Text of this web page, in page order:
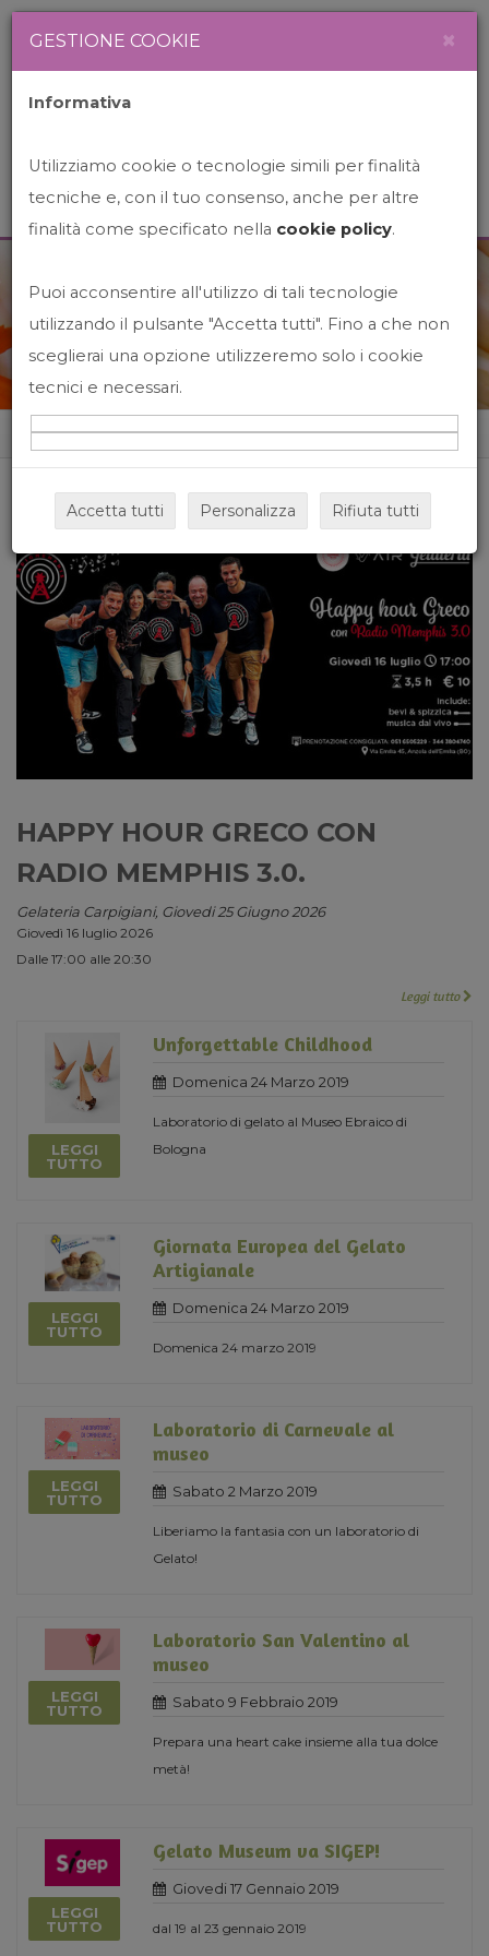
News&Events
Home News&events
HAPPY HOUR GRECO CON
RADIO MEMPHIS 3.0.
Gelateria Carpigiani, Giovedi 25 Giugno 2026
Giovedì 16 luglio 2026
Dalle 17:00 alle 20:30
Leggi tutto
LEGGI
TUTTO
Unforgettable Childhood
Domenica 24 Marzo 2019
Laboratorio di gelato al Museo Ebraico di
Bologna
LEGGI
TUTTO
Giornata Europea del Gelato
Artigianale
Domenica 24 Marzo 2019
Domenica 24 marzo 2019
LEGGI
TUTTO
Laboratorio di Carnevale al
museo
Sabato 2 Marzo 2019
Liberiamo la fantasia con un laboratorio di
Gelato!
LEGGI
TUTTO
Laboratorio San Valentino al
museo
Sabato 9 Febbraio 2019
Prepara una heart cake insieme alla tua dolce
metà!
LEGGI
TUTTO
Gelato Museum va SIGEP!
Giovedi 17 Gennaio 2019
dal 19 al 23 gennaio 2019
GESTIONE COOKIE ×
Informativa
Utilizziamo cookie o tecnologie simili per finalità
tecniche e, con il tuo consenso, anche per altre
finalità come specificato nella cookie policy.
Puoi acconsentire all'utilizzo di tali tecnologie
utilizzando il pulsante "Accetta tutti". Fino a che non
sceglierai una opzione utilizzeremo solo i cookie
tecnici e necessari.
Accetta tutti Personalizza Rifiuta tutti